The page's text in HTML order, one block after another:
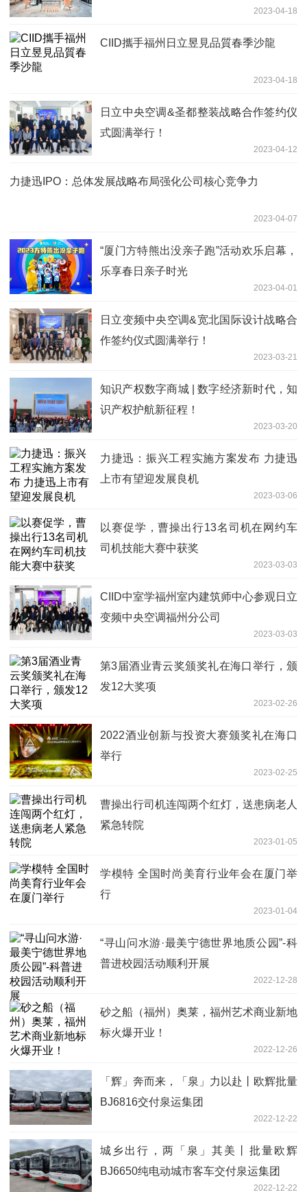
2023-04-18
CIID攜手福州日立昱見品質春季沙龍
2023-04-18
日立中央空调&圣都整装战略合作签约仪
式圆满举行！
2023-04-12
力捷迅IPO：总体发展战略布局强化公司核心竞争力
2023-04-07
“厦门方特熊出没亲子跑”活动欢乐启幕，
乐享春日亲子时光
2023-04-01
日立变频中央空调&宽北国际设计战略合
作签约仪式圆满举行！
2023-03-21
知识产权数字商城 | 数字经济新时代，知
识产权护航新征程！
2023-03-20
力捷迅：振兴工程实施方案发布 力捷迅
上市有望迎发展良机
2023-03-06
以赛促学，曹操出行13名司机在网约车
司机技能大赛中获奖
2023-03-03
CIID中室学福州室内建筑师中心参观日立
变频中央空调福州分公司
2023-03-03
第3届酒业青云奖颁奖礼在海口举行，颁
发12大奖项
2023-02-26
2022酒业创新与投资大赛颁奖礼在海口
举行
2023-02-25
曹操出行司机连闯两个红灯，送患病老人
紧急转院
2023-01-05
学模特 全国时尚美育行业年会在厦门举
行
2023-01-04
“寻山问水游·最美宁德世界地质公园”-科
普进校园活动顺利开展
2022-12-28
砂之船（福州）奥莱，福州艺术商业新地
标火爆开业！
2022-12-26
「辉」奔而来，「泉」力以赴丨欧辉批量
BJ6816交付泉运集团
2022-12-22
城乡出行，两「泉」其美丨批量欧辉
BJ6650纯电动城市客车交付泉运集团
2022-12-22